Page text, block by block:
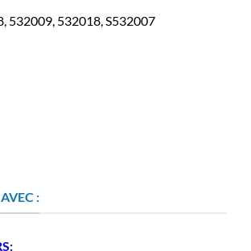
532009, 532018, S532007
: